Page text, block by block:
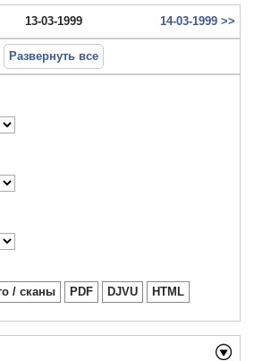
13-03-1999 14-03-1999 >>
Развернуть все
/ сканы PDF DJVU HTML